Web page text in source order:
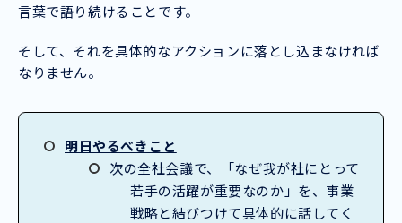
言葉で語り続けることです。
そして、それを具体的なアクションに落とし込まなければ
なりません。
明日やるべきこと
次の全社会議で、「なぜ我が社にとって
若手の活躍が重要なのか」を、事業
戦略と結びつけて具体的に話してく